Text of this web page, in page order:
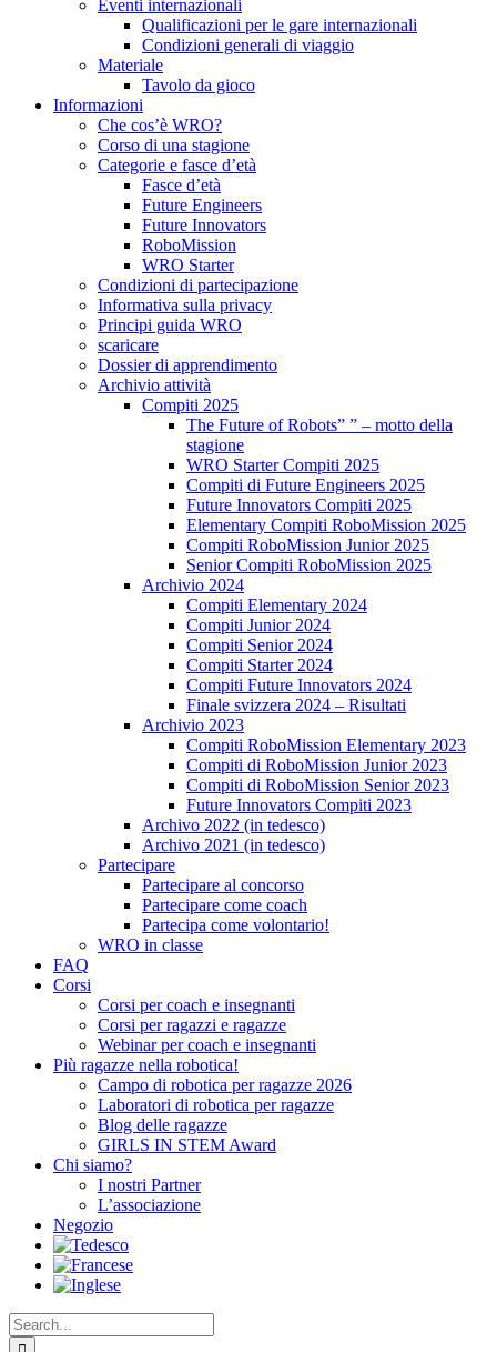
Eventi internazionali
Qualificazioni per le gare internazionali
Condizioni generali di viaggio
Materiale
Tavolo da gioco
Informazioni
Che cos’è WRO?
Corso di una stagione
Categorie e fasce d’età
Fasce d’età
Future Engineers
Future Innovators
RoboMission
WRO Starter
Condizioni di partecipazione
Informativa sulla privacy
Principi guida WRO
scaricare
Dossier di apprendimento
Archivio attività
Compiti 2025
The Future of Robots” ” – motto della
stagione
WRO Starter Compiti 2025
Compiti di Future Engineers 2025
Future Innovators Compiti 2025
Elementary Compiti RoboMission 2025
Compiti RoboMission Junior 2025
Senior Compiti RoboMission 2025
Archivio 2024
Compiti Elementary 2024
Compiti Junior 2024
Compiti Senior 2024
Compiti Starter 2024
Compiti Future Innovators 2024
Finale svizzera 2024 – Risultati
Archivio 2023
Compiti RoboMission Elementary 2023
Compiti di RoboMission Junior 2023
Compiti di RoboMission Senior 2023
Future Innovators Compiti 2023
Archivo 2022 (in tedesco)
Archivo 2021 (in tedesco)
Partecipare
Partecipare al concorso
Partecipare come coach
Partecipa come volontario!
WRO in classe
FAQ
Corsi
Corsi per coach e insegnanti
Corsi per ragazzi e ragazze
Webinar per coach e insegnanti
Più ragazze nella robotica!
Campo di robotica per ragazze 2026
Laboratori di robotica per ragazze
Blog delle ragazze
GIRLS IN STEM Award
Chi siamo?
I nostri Partner
L’associazione
Negozio
Search
for: